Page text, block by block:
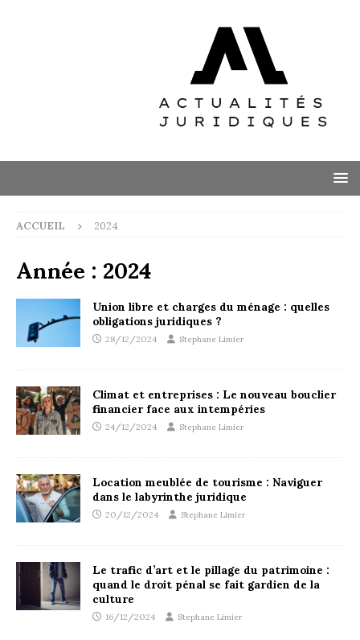
ACCUEIL 2024
Année :2024
Union libre et charges du ménage : quelles
obligations juridiques ?
28/12/2024 Stephane Limier
Climat et entreprises : Le nouveau bouclier
financier face aux intempéries
24/12/2024 Stephane Limier
Location meublée de tourisme : Naviguer
dans le labyrinthe juridique
20/12/2024 Stephane Limier
Le trafic d’art et le pillage du patrimoine :
quand le droit pénal se fait gardien de la
culture
16/12/2024 Stephane Limier